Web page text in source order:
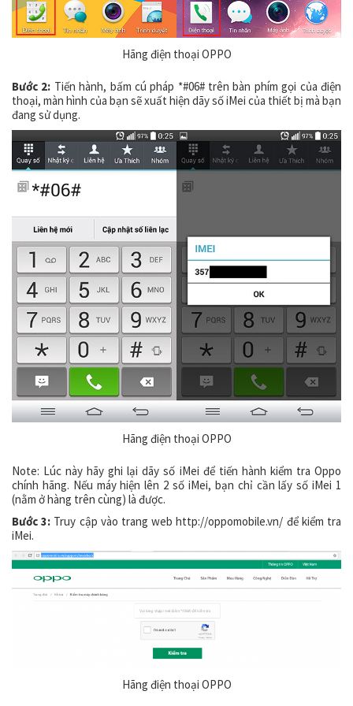
Hãng điện thoại OPPO
Bước 2: Tiến hành, bấm cú pháp *#06# trên bàn phím gọi của điện
thoại, màn hình của bạn sẽ xuất hiện dãy số iMei của thiết bị mà bạn
đang sử dụng.
Hãng điện thoại OPPO
Note: Lúc này hãy ghi lại dãy số iMei để tiến hành kiểm tra Oppo
chính hãng. Nếu máy hiện lên 2 số iMei, bạn chỉ cần lấy số iMei 1
(nằm ở hàng trên cùng) là được.
Bước 3: Truy cập vào trang web http://oppomobile.vn/ để kiểm tra
iMei.
Hãng điện thoại OPPO